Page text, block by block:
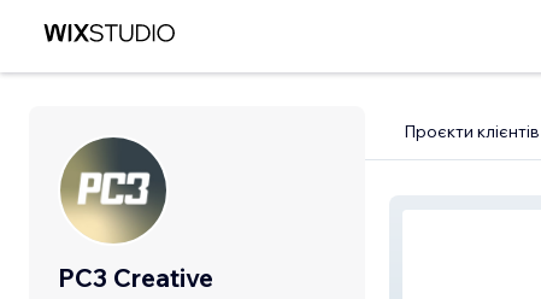
PC3 Creative
Проєкти клієнтів